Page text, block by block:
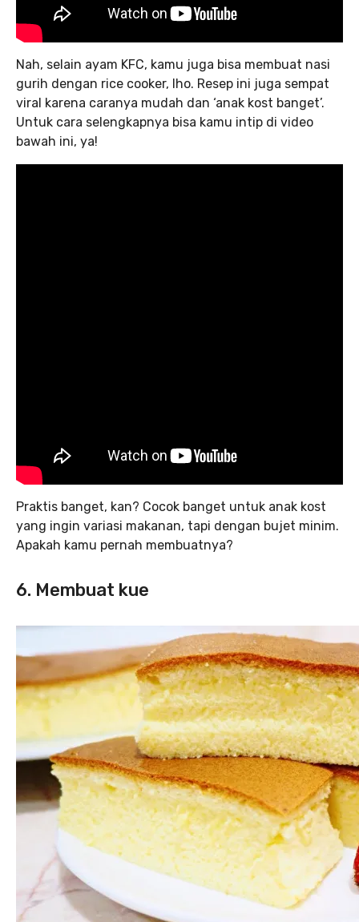
Nah, selain ayam KFC, kamu juga bisa membuat nasi
gurih dengan rice cooker, lho. Resep ini juga sempat
viral karena caranya mudah dan ‘anak kost banget’.
Untuk cara selengkapnya bisa kamu intip di video
bawah ini, ya!
Praktis banget, kan? Cocok banget untuk anak kost
yang ingin variasi makanan, tapi dengan bujet minim.
Apakah kamu pernah membuatnya?
6. Membuat kue